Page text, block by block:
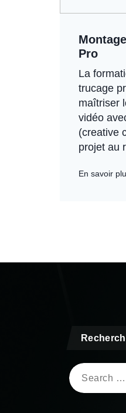
Pro
La
trucage
maîtriser
vidéo
(creative
projet au
En savoir
Search
for: